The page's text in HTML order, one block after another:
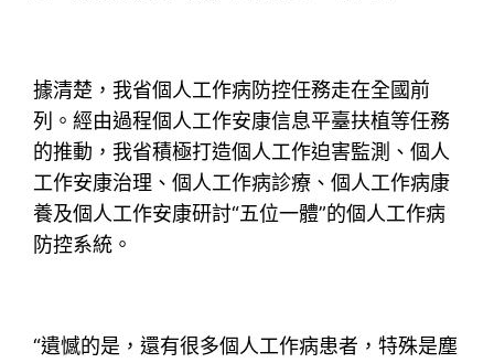
據清楚，我省個人工作病防控任務走在全國前
列。經由過程個人工作安康信息平臺扶植等任務
的推動，我省積極打造個人工作迫害監測、個人
工作安康治理、個人工作病診療、個人工作病康
養及個人工作安康研討“五位一體”的個人工作病
防控系統。
“遺憾的是，還有很多個人工作病患者，特殊是塵